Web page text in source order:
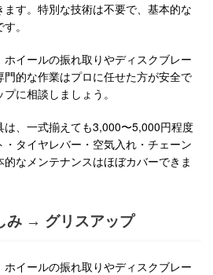
す。特別な技術は不要で、基本的な
。
イールの振れ取りやディスクブレー
的な作業はプロに任せた方が安全で
に相談しましょう。
は、一式揃えても3,000〜5,000円程度
タイヤレバー・空気入れ・チェーン
なメンテナンスはほぼカバーできま
み → グリスアップ
イールの振れ取りやディスクブレー